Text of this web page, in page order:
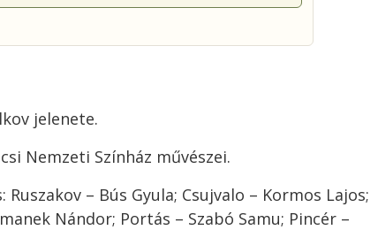
jelenete.
Nemzeti Színház művészei.
Ruszakov – Bús Gyula; Csujvalo – Kormos Lajos;
Nándor; Portás – Szabó Samu; Pincér –